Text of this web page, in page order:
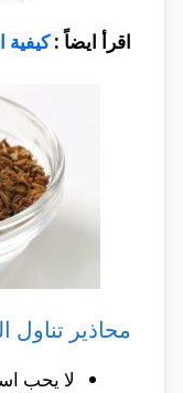
اقرأ ايضاً :كيفية
محاذير تناول
لا يحب